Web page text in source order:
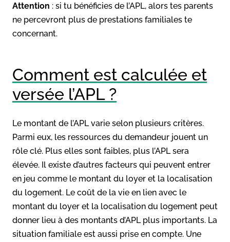
Attention : si tu bénéficies de l’APL, alors tes parents
ne percevront plus de prestations familiales te
concernant.
Comment est calculée et
versée l’APL ?
Le montant de l’APL varie selon plusieurs critères.
Parmi eux, les ressources du demandeur jouent un
rôle clé. Plus elles sont faibles, plus l’APL sera
élevée. Il existe d’autres facteurs qui peuvent entrer
en jeu comme le montant du loyer et la localisation
du logement. Le coût de la vie en lien avec le
montant du loyer et la localisation du logement peut
donner lieu à des montants d’APL plus importants. La
situation familiale est aussi prise en compte. Une